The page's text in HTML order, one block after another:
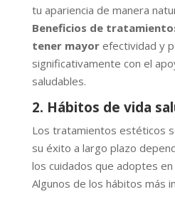
tu apariencia de manera
Beneficios de
tener mayor efectividad y
significativamente con el
saludables.
2. Hábitos de vida
Los tratamientos estéticos
su éxito a largo plazo
los cuidados que adoptes
Algunos de los hábitos más